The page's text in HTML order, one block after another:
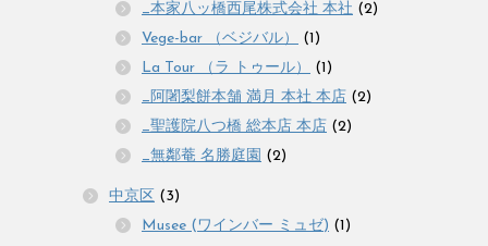
_本家八ッ橋西尾株式会社 本社 (2)
Vege-bar （ベジバル）
(1)
La Tour （ラ トゥール）
(1)
_阿闍梨餅本舗 満月 本社 本店 (2)
_聖護院八つ橋 総本店 本店 (2)
_無鄰菴 名勝庭園 (2)
中京区 (3)
Musee (ワインバー ミュゼ) (1)